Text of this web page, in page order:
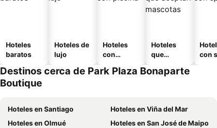
Hoteles
baratos
Hoteles de
lujo
Hoteles
con
Hoteles
que
mascotas
con
Destinos cerca de Park Plaza Bonaparte
Boutique
Hoteles en Santiago
Hoteles en Viña del Mar
Hoteles en Olmué
Hoteles en San José de Maipo